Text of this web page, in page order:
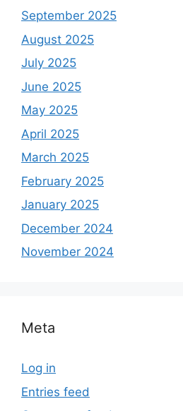
September 2025
August 2025
July 2025
June 2025
May 2025
April 2025
March 2025
February 2025
January 2025
December 2024
November 2024
Meta
Log in
Entries feed